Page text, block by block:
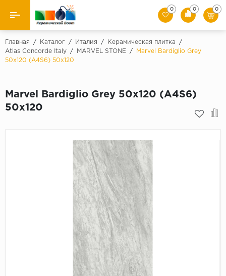
Назад
Производители
Керамогранит
Искусственный камень
0 0 0
Главная / Каталог / Италия / Керамическая плитка
/
Atlas Concorde Italy
/ MARVEL STONE /
Marvel Bardiglio Grey
50x120 (A4S6) 50x120
Marvel Bardiglio Grey 50x120 (A4S6)
50x120